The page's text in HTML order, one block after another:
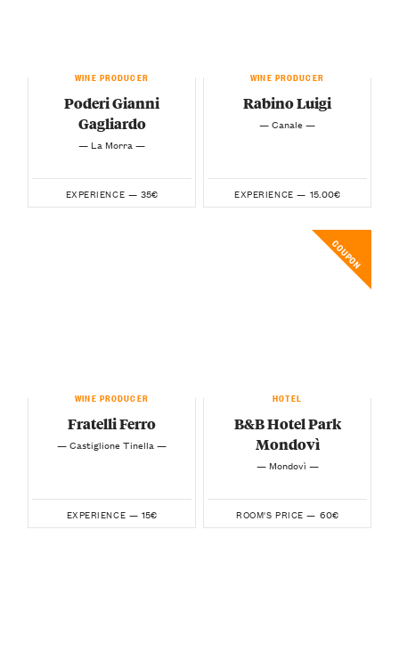
WINE PRODUCER
Poderi Gianni
Gagliardo
— La Morra —
EXPERIENCE — 35€
WINE PRODUCER
Rabino Luigi
— Canale —
EXPERIENCE — 15.00€
WINE PRODUCER
Fratelli Ferro
— Castiglione Tinella —
EXPERIENCE — 15€
COUPON
HOTEL
B&B Hotel Park
Mondovì
— Mondovì —
ROOM'S PRICE — 60€